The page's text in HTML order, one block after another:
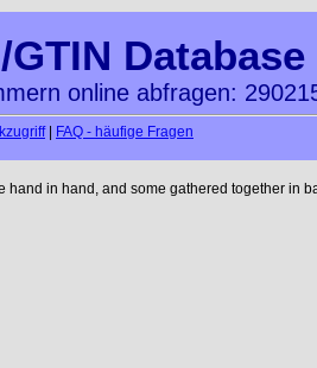
Database
online abfragen:
| FAQ - häufige Fragen
in hand, and some gathered together in